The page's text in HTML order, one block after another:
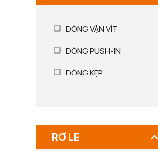
DÒNG VẶN VÍT
DÒNG PUSH-IN
DÒNG KẸP
RƠ LE